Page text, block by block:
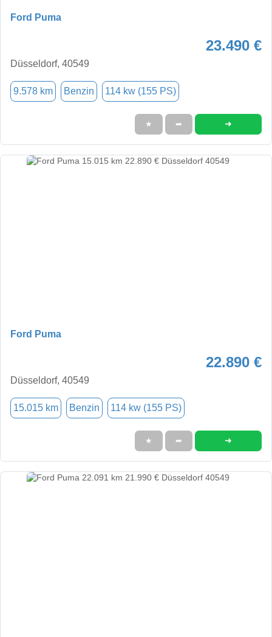
Ford Puma
23.490 €
Düsseldorf, 40549
9.578 km Benzin 114 kw (155 PS)
★ ➦ ➜
Ford Puma
22.890 €
Düsseldorf, 40549
15.015 km Benzin 114 kw (155 PS)
★ ➦ ➜